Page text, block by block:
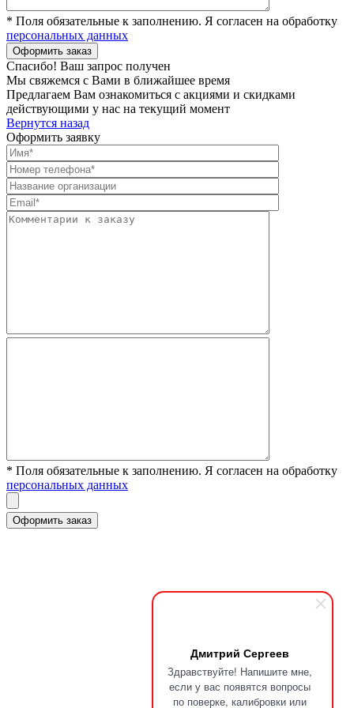
Дмитрий Сергеев
Здравствуйте! Напишите мне,
если у вас появятся вопросы
по поверке, калибровки или
* Поля обязательные к заполнению. Я согласен на обработку
персональных данных
Спасибо! Ваш запрос получен
Мы свяжемся с Вами в ближайшее время
Предлагаем Вам ознакомиться с акциями и скидками
действующими у нас на текущий момент
Вернутся назад
Оформить заявку
* Поля обязательные к заполнению. Я согласен на обработку
персональных данных